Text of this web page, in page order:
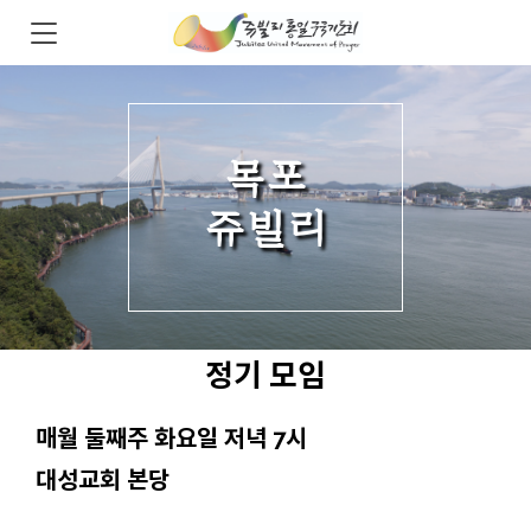
목포
쥬빌리
정기 모임
매월 둘째주 화요일 저녁 7시
대성교회 본당